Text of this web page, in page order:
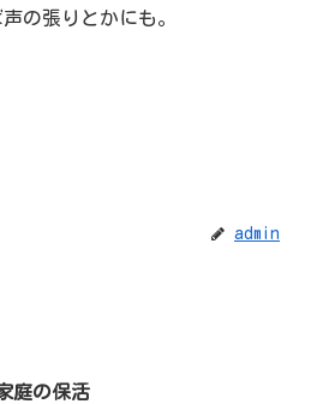
の張りとかにも。
admin
庭の保活